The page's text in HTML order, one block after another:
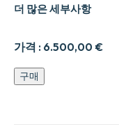
가격 : 6.500,00 €
더 많은 세부사항
La
Petite
구매